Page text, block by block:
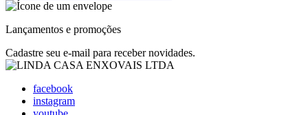
Lançamentos e promoções
Cadastre seu e-mail para receber novidades.
facebook
instagram